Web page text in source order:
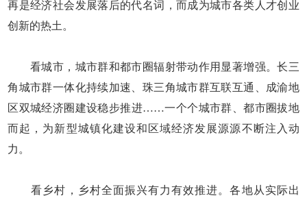
再是经济社会发展落后的代名词，而成为城市各类人才创业
创新的热土。
看城市，城市群和都市圈辐射带动作用显著增强。长三
角城市群一体化持续加速、珠三角城市群互联互通、成渝地
区双城经济圈建设稳步推进……一个个城市群、都市圈拔地
而起，为新型城镇化建设和区域经济发展源源不断注入动
力。
看乡村，乡村全面振兴有力有效推进。各地从实际出